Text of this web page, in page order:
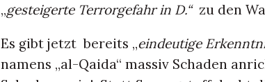
„gesteigerte Terrorgefahr in D.“ zu den
Es gibt jetzt bereits „eindeutige
namens „al-Qaida“ massiv Schaden